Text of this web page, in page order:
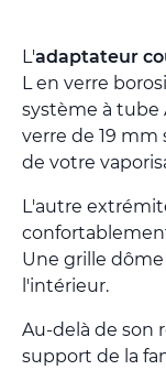
L'adaptateur
L en verre
système à tube
verre de 19 mm
de votre
L'autre
Une grille
l'intérieur.
Au-delà de son
support de la